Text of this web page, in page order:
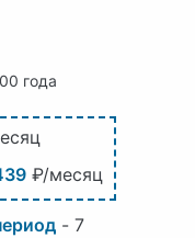
года
₽/месяц
- 7